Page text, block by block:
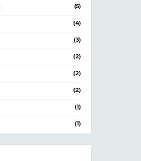
(5)
(4)
(3)
(2)
(2)
(2)
(1)
(1)